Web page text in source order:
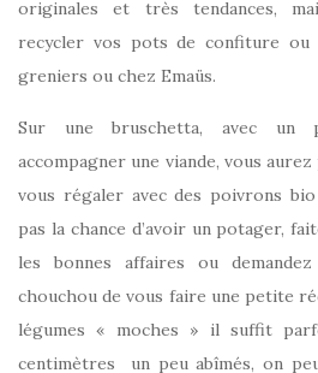
originales et très tendances,
recycler vos pots de confiture
greniers ou chez Emaüs.
Sur une bruschetta, avec un
accompagner une viande, vous
vous régaler avec des poivrons bio
pas la chance d’avoir un potager,
les bonnes affaires ou
chouchou de vous faire une petite
légumes « moches » il suffit
centimètres un peu abîmés, on